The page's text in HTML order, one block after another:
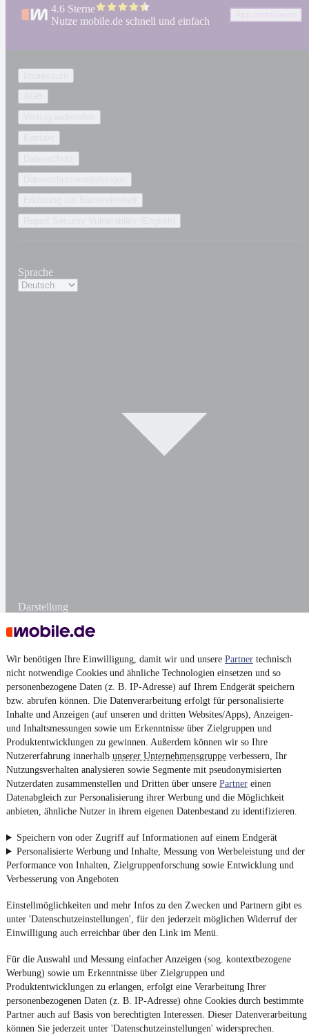
Wir benötigen Ihre Einwilligung, damit wir und unsere Partner technisch
nicht notwendige Cookies und ähnliche Technologien einsetzen und so
personenbezogene Daten (z. B. IP-Adresse) auf Ihrem Endgerät speichern
bzw. abrufen können. Die Datenverarbeitung erfolgt für personalisierte
Inhalte und Anzeigen (auf unseren und dritten Websites/Apps), Anzeigen-
und Inhaltsmessungen sowie um Erkenntnisse über Zielgruppen und
Produktentwicklungen zu gewinnen. Außerdem können wir so Ihre
Nutzererfahrung innerhalb unserer Unternehmensgruppe verbessern, Ihr
Nutzungsverhalten analysieren sowie Segmente mit pseudonymisierten
Nutzerdaten zusammenstellen und Dritten über unsere Partner einen
Datenabgleich zur Personalisierung ihrer Werbung und die Möglichkeit
anbieten, ähnliche Nutzer in ihrem eigenen Datenbestand zu identifizieren.
Speichern von oder Zugriff auf Informationen auf einem Endgerät
Personalisierte Werbung und Inhalte, Messung von Werbeleistung und der
Performance von Inhalten, Zielgruppenforschung sowie Entwicklung und
Verbesserung von Angeboten
Einstellmöglichkeiten und mehr Infos zu den Zwecken und Partnern gibt es
unter 'Datenschutzeinstellungen', für den jederzeit möglichen Widerruf der
Einwilligung auch erreichbar über den Link im Menü.
Für die Auswahl und Messung einfacher Anzeigen (sog. kontextbezogene
Werbung) sowie um Erkenntnisse über Zielgruppen und
Produktentwicklungen zu erlangen, erfolgt eine Verarbeitung Ihrer
personenbezogenen Daten (z. B. IP-Adresse) ohne Cookies durch bestimmte
Partner auch auf Basis von berechtigten Interessen. Dieser Datenverarbeitung
können Sie jederzeit unter 'Datenschutzeinstellungen' widersprechen.
4.6 Sterne
Nutze mobile.de schnell und einfach
Sprache
Darstellung